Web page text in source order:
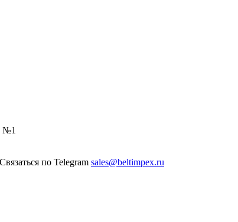
№1
sales@beltimpex.ru